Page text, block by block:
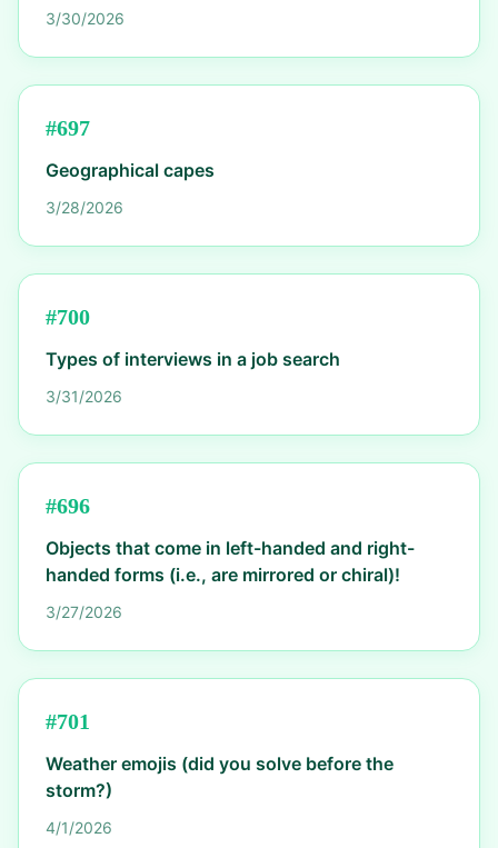
3/30/2026
#697
Geographical capes
3/28/2026
#700
Types of interviews in a job search
3/31/2026
#696
Objects that come in left-handed and right-
handed forms (i.e., are mirrored or chiral)!
3/27/2026
#701
Weather emojis (did you solve before the
storm?)
4/1/2026